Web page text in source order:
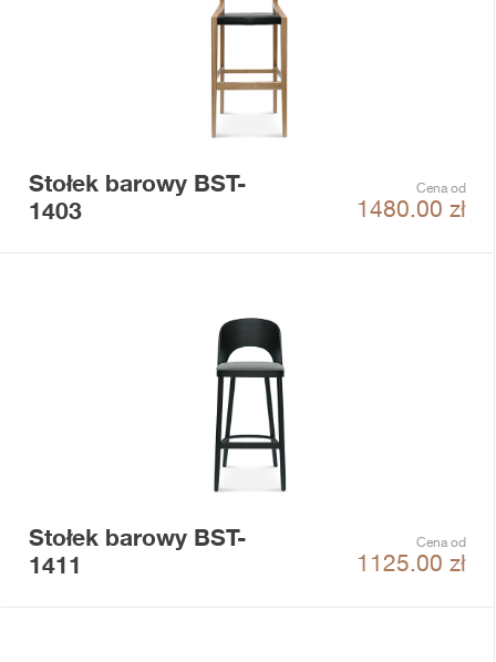
Stołek barowy BST-
1403
Cena od
1480.00 zł
Stołek barowy BST-
1411
Cena od
1125.00 zł